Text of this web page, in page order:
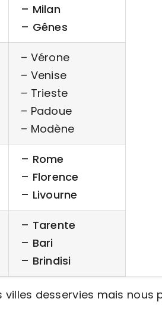
– Milan
– Gênes
– Vérone
– Venise
– Trieste
– Padoue
– Modène
– Rome
– Florence
– Livourne
– Tarente
– Bari
– Brindisi
villes desservies mais